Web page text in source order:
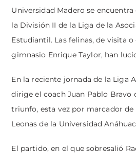
Universidad Madero se
la División II de la Liga de la
Estudiantil. Las felinas, de visita o
gimnasio Enrique Taylor, han
En la reciente jornada de la Liga
dirige el coach Juan Pablo Bravo
triunfo, esta vez por marcador de
Leonas de la Universidad
El partido, en el que sobresalió